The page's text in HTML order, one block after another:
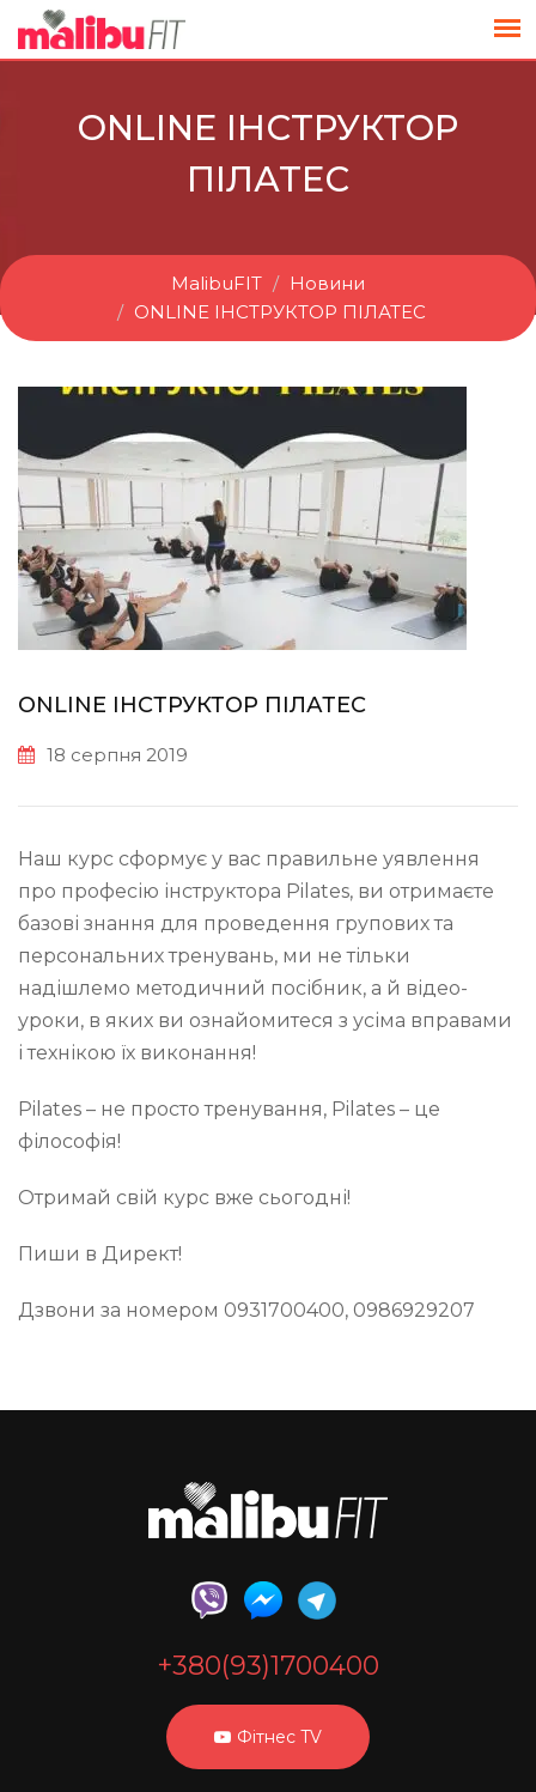
ONLINE ІНСТРУКТОР
ПІЛАТЕС
MalibuFIT
Новини
ONLINE ІНСТРУКТОР ПІЛАТЕС
ONLINE ІНСТРУКТОР ПІЛАТЕС
18 серпня 2019
Наш курс сформує у вас правильне уявлення
про професію інструктора Pilates, ви отримаєте
базові знання для проведення групових та
персональних тренувань, ми не тільки
надішлемо методичний посібник, а й відео-
уроки, в яких ви ознайомитеся з усіма вправами
і технікою їх виконання!
Pilates – не просто тренування, Pilates – це
філософія!
Отримай свій курс вже сьогодні!
Пиши в Директ!
Дзвони за номером 0931700400, 0986929207
+380(93)1700400
Фітнес TV